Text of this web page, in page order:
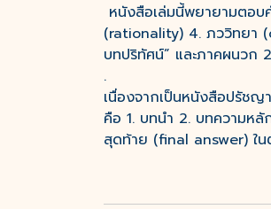
หนังสือเล่มนี้พยายามตอบ
(rationality) 4. ภววิทยา
บทปริทัศน์” และภาคผนว
.
เนื่องจากเป็นหนังสือปรัชญ
คือ 1. บทนำ 2. บทความห
สุดท้าย (final answer) ใน